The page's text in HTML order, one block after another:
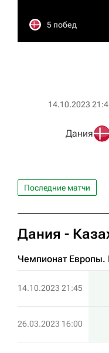
5 побед
14.10.2023
Дания
Последние матчи
Дания -
Чемпионат Европы.
14.10.2023 21:45
26.03.2023 16:00